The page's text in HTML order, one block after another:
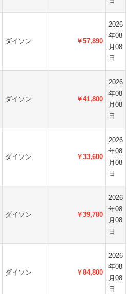
ダイソン ￥57,890
2026
年08
月08
日
ダイソン ￥41,800
2026
年08
月08
日
ダイソン ￥33,600
2026
年08
月08
日
ダイソン ￥39,780
2026
年08
月08
日
ダイソン ￥84,800
2026
年08
月08
日